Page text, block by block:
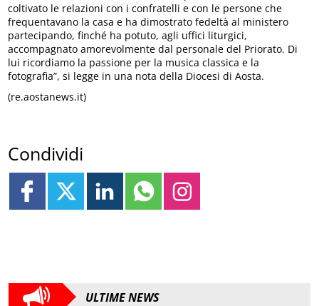
coltivato le relazioni con i confratelli e con le persone che
frequentavano la casa e ha dimostrato fedeltà al ministero
partecipando, finché ha potuto, agli uffici liturgici,
accompagnato amorevolmente dal personale del Priorato. Di
lui ricordiamo la passione per la musica classica e la
fotografia”, si legge in una nota della Diocesi di Aosta.
(re.aostanews.it)
Condividi
ULTIME NEWS